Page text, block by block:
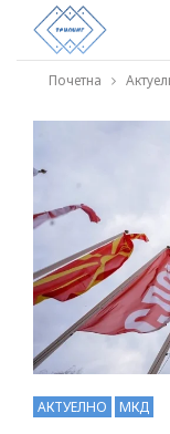
Почетна
АКТУЕЛНО МКД